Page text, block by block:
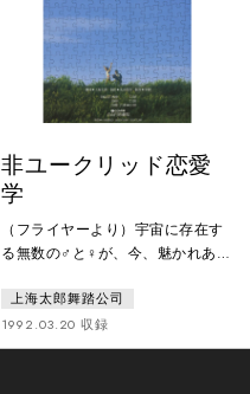
非ユークリッド恋愛
学
（フライヤーより）宇宙に存在す
る無数の♂と♀が、今、魅かれあっ
かばかりなのだろう。あなたの恋
は宇宙の摂理のまさしく一環なの
だ。あなたは恋の始まりを覚えて
上海太郎舞踏公司
1992.03.20 収録